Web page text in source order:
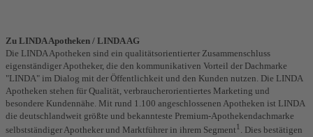
Zu LINDA Apotheken / LINDA AG
Die LINDA Apotheken sind ein qualitätsorientierter Zusammenschluss
eigenständiger Apotheker, die den kommunikativen Vorteil der Dachmarke
"LINDA" im Dialog mit der Öffentlichkeit und den Kunden nutzen. Die LINDA
Apotheken stehen für Qualität, verbraucherorientiertes Marketing und
besondere Kundennähe. Mit rund 1.100 angeschlossenen Apotheken ist LINDA
die deutschlandweit größte und bekannteste Premium-Apothekendachmarke
selbstständiger Apotheker und Marktführer in ihrem Segment1
. Dies bestätigen